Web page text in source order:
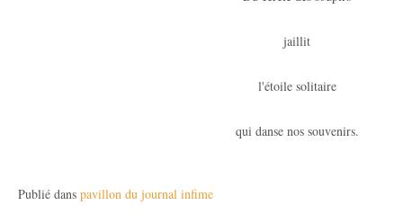
jaillit
l'étoile solitaire
qui danse nos souvenirs.
Publié dans pavillon du journal infime